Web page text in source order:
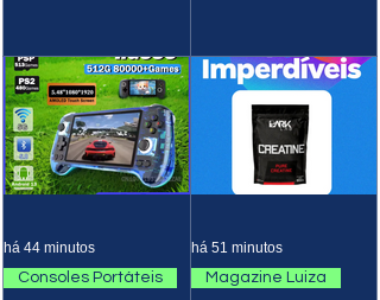
Consoles Portáteis
há 44 minutos
Magazine Luiza
há 51 minutos